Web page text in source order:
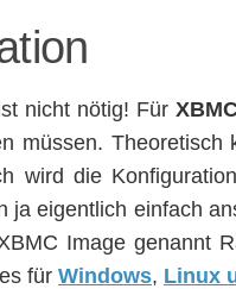
nicht nötig! Für
müssen.
wird die
ja eigentlich einfach
Image genannt
für Windows, Linux